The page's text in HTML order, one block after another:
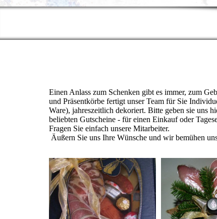
Einen Anlass zum Schenken gibt es immer, zum
und Präsentkörbe fertigt unser Team für Sie
Ware), jahreszeitlich dekoriert. Bitte geben sie uns
beliebten Gutscheine - für einen Einkauf oder
Fragen Sie einfach unsere Mitarbeiter.
Äußern Sie uns Ihre Wünsche und wir bemühen